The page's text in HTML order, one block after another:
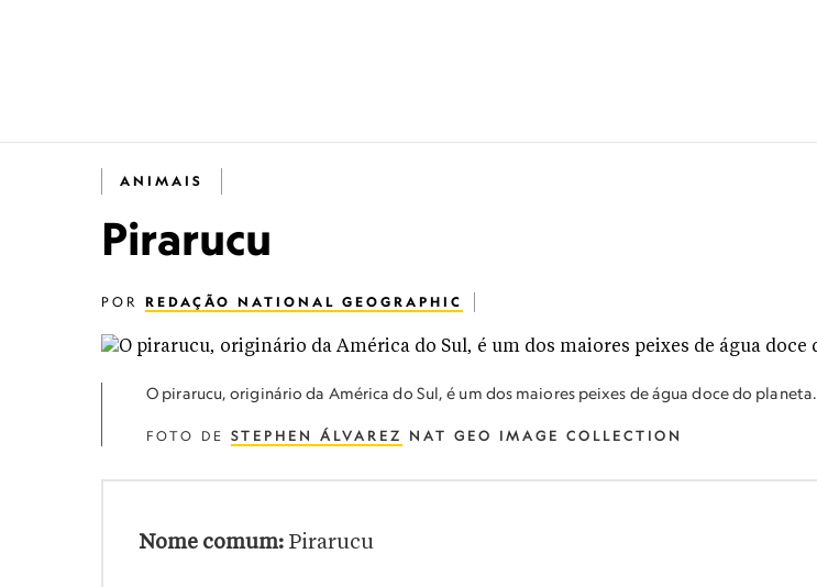
ANIMAIS
Pirarucu
POR REDAÇÃO NATIONAL GEOGRAPHIC
O pirarucu, originário da América do Sul, é um dos maiores peixes de água doce do planeta.
FOTO DE STEPHEN ÁLVAREZ NAT GEO IMAGE COLLECTION
Nome comum: Pirarucu